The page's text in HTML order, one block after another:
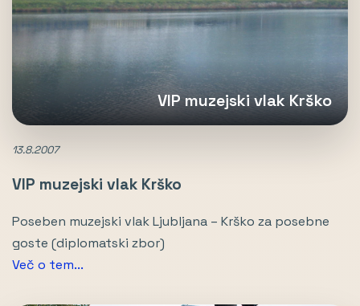
VIP muzejski vlak Krško
13.8.2007
VIP muzejski vlak Krško
Poseben muzejski vlak Ljubljana – Krško za posebne
goste (diplomatski zbor)
Več o tem...